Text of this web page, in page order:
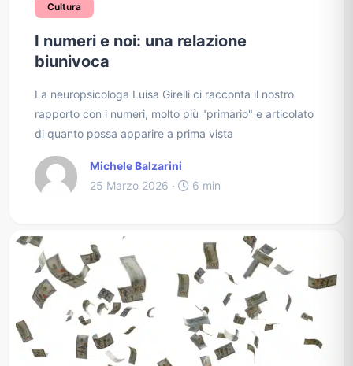
Cultura
I numeri e noi: una relazione
biunivoca
La neuropsicologa Luisa Girelli ci racconta il nostro
rapporto con i numeri, molto più "primario" e articolato
di quanto possa apparire a prima vista
Michele Balzarini
25 Marzo 2026 ·
6 min